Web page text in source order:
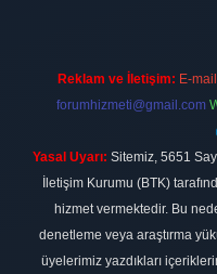
Reklam ve İletişim: E-
forumhizmeti@gmail.com
Yasal Uyarı: Sitemiz, 5651
İletişim Kurumu (BTK)
hizmet vermektedir. Bu
denetleme veya araştırma
üyelerimiz yazdıkları